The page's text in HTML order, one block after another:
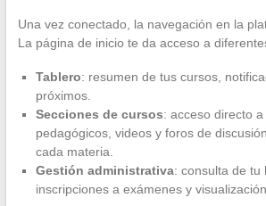
Una vez conectado, la navegación en la
La página de inicio te da acceso a
Tablero: resumen de tus cursos,
próximos.
Secciones de cursos: acceso directo
pedagógicos, videos y foros de
cada materia.
Gestión administrativa: consulta de tu
inscripciones a exámenes y